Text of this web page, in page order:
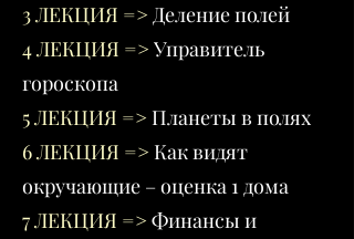
3 ЛЕКЦИЯ => Деление полей
4 ЛЕКЦИЯ => Управитель
гороскопа
5 ЛЕКЦИЯ => Планеты в полях
6 ЛЕКЦИЯ => Как видят
окручающие – оценка 1 дома
7 ЛЕКЦИЯ => Финансы и